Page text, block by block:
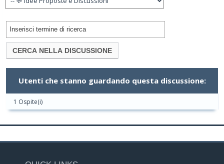
Utenti che stanno guardando questa discussione:
1 Ospite(i)